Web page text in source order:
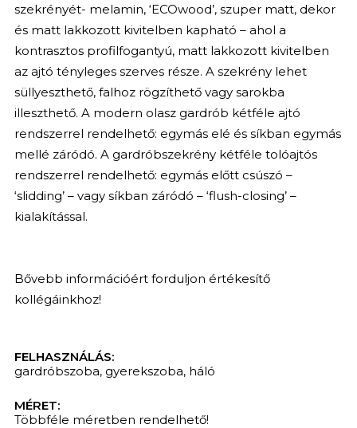
szekrényét- melamin, ‘ECOwood’, szuper matt, dekor
és matt lakkozott kivitelben kapható – ahol a
kontrasztos profilfogantyú, matt lakkozott kivitelben
az ajtó tényleges szerves része. A szekrény lehet
süllyeszthető, falhoz rögzíthető vagy sarokba
illeszthető. A modern olasz gardrób kétféle ajtó
rendszerrel rendelhető: egymás elé és síkban egymás
mellé záródó. A gardróbszekrény kétféle tolóajtós
rendszerrel rendelhető: egymás előtt csúszó –
‘slidding’ – vagy síkban záródó – ‘flush-closing’ –
kialakítással.
Bővebb információért forduljon értékesítő
kollégáinkhoz!
FELHASZNÁLÁS:
gardróbszoba, gyerekszoba, háló
MÉRET:
Többféle méretben rendelhető!